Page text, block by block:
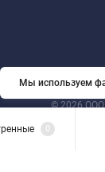
© 2026
0
Мы используем